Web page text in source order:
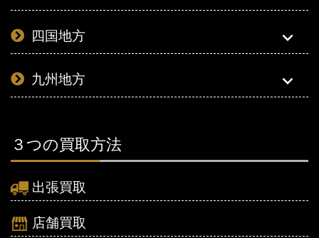
四国地方
九州地方
３つの買取方法
出張買取
店舗買取